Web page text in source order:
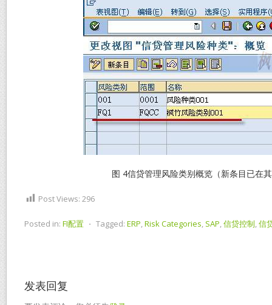
图 4信贷管理风险类别概览（新条目已在
Post Views: 296
Posted in: FI配置 ⋅ Tagged: ERP,Risk Categories, SAP,信贷控制,信
发表回复